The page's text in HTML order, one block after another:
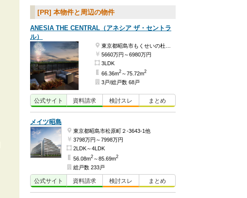
[PR] 本物件と周辺の物件
ANESIA THE CENTRAL（アネシア ザ・セントラ
ル）
5660万円～6980万円
3LDK
66.36m2 ～75.72m2
3戸/総戸数 68戸
公式サイト 資料請求 検討スレ まとめ
メイツ昭島
東京都昭島市松原町２-3643-1他
3798万円～7998万円
2LDK～4LDK
56.08m2 ～85.69m2
総戸数 233戸
公式サイト 資料請求 検討スレ まとめ